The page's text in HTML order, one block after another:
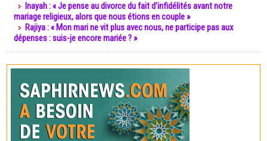
Inayah : « Je pense au divorce du fait d’infidélités avant notre
mariage religieux, alors que nous étions en couple »
Rajiya : « Mon mari ne vit plus avec nous, ne participe pas aux
dépenses : suis-je encore mariée ? »